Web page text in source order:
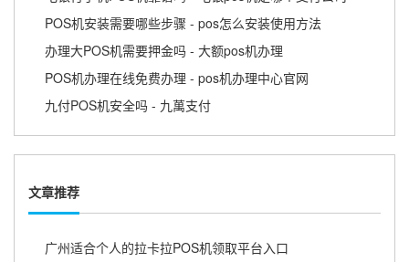
POS机安装需要哪些步骤 - pos怎么安装使用方法
办理大POS机需要押金吗 - 大额pos机办理
POS机办理在线免费办理 - pos机办理中心官网
九付POS机安全吗 - 九萬支付
文章推荐
广州适合个人的拉卡拉POS机领取平台入口